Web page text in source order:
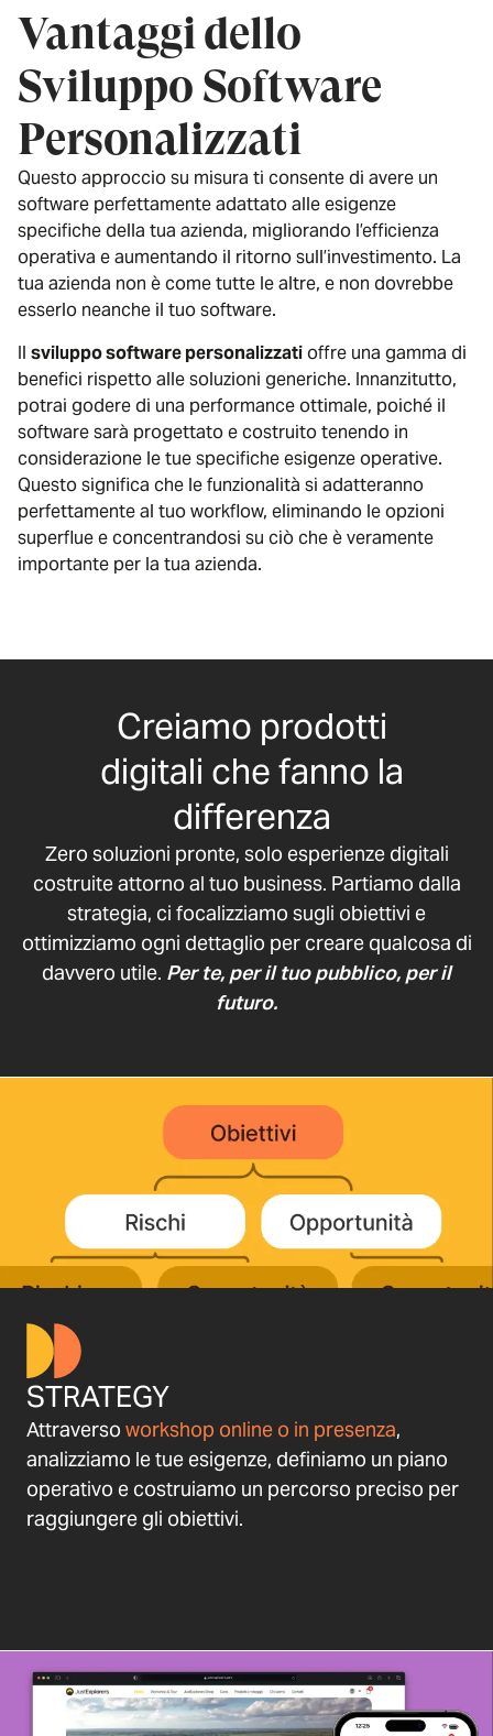
Vantaggi dello
Sviluppo Software
Personalizzati
Questo approccio su misura ti consente di avere un
software perfettamente adattato alle esigenze
specifiche della tua azienda, migliorando l’efficienza
operativa e aumentando il ritorno sull’investimento. La
tua azienda non è come tutte le altre, e non dovrebbe
esserlo neanche il tuo software.
Il sviluppo software personalizzatioffre una gamma di
benefici rispetto alle soluzioni generiche. Innanzitutto,
potrai godere di una performance ottimale, poiché il
software sarà progettato e costruito tenendo in
considerazione le tue specifiche esigenze operative.
Questo significa che le funzionalità si adatteranno
perfettamente al tuo workflow, eliminando le opzioni
superflue e concentrandosi su ciò che è veramente
importante per la tua azienda.
Creiamo prodotti
digitali che fanno la
differenza
Zero soluzioni pronte, solo esperienze digitali
costruite attorno al tuo business. Partiamo dalla
strategia, ci focalizziamo sugli obiettivi e
ottimizziamo ogni dettaglio per creare qualcosa di
davvero utile. Per te, per il tuo pubblico, per il
futuro.
STRATEGY
Attraverso workshop online o in presenza,
analizziamo le tue esigenze, definiamo un piano
operativo e costruiamo un percorso preciso per
raggiungere gli obiettivi.